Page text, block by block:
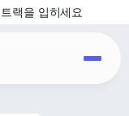
랙을 입히세요